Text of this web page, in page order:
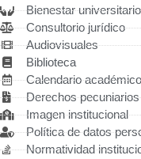
Bienestar universitario
Consultorio jurídico
Audiovisuales
Biblioteca
Calendario académico
Derechos pecuniarios
Imagen institucional
Política de datos
Normatividad